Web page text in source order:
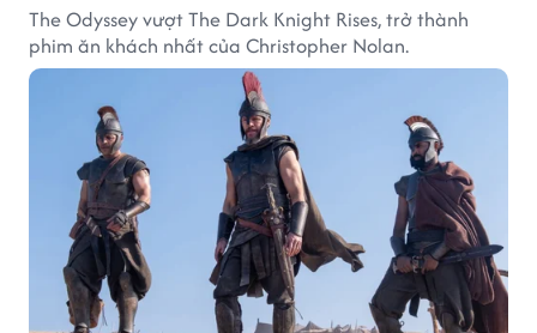
The Odyssey vượt The Dark Knight Rises, trở thành
phim ăn khách nhất của Christopher Nolan.